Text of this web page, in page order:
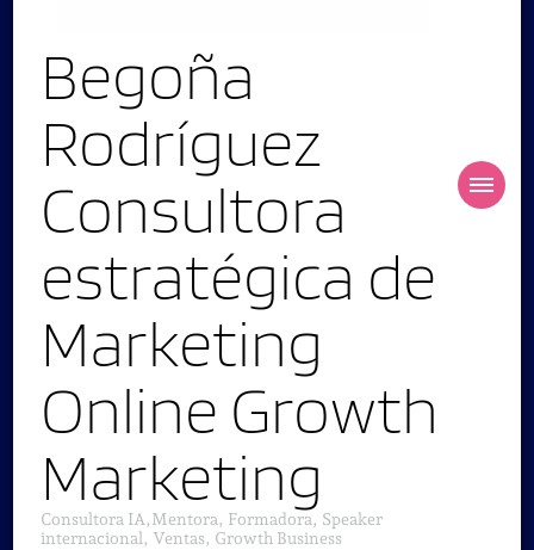
Begoña
Rodríguez
Consultora
estratégica de
Marketing
Online Growth
Marketing
Consultora IA,Mentora, Formadora, Speaker
internacional, Ventas, Growth Business